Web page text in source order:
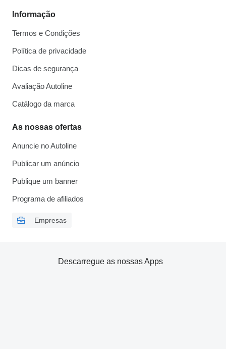
Informação
Termos e Condições
Política de privacidade
Dicas de segurança
Avaliação Autoline
Catálogo da marca
As nossas ofertas
Anuncie no Autoline
Publicar um anúncio
Publique um banner
Programa de afiliados
Empresas
Descarregue as nossas Apps